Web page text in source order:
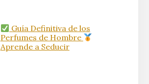
Guía Definitiva de los
Perfumes de Hombre
Aprende a Seducir